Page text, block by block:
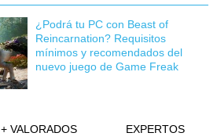
¿Podrá tu PC con Beast of
Reincarnation? Requisitos
mínimos y recomendados del
nuevo juego de Game Freak
+ VALORADOS
EXPERTOS